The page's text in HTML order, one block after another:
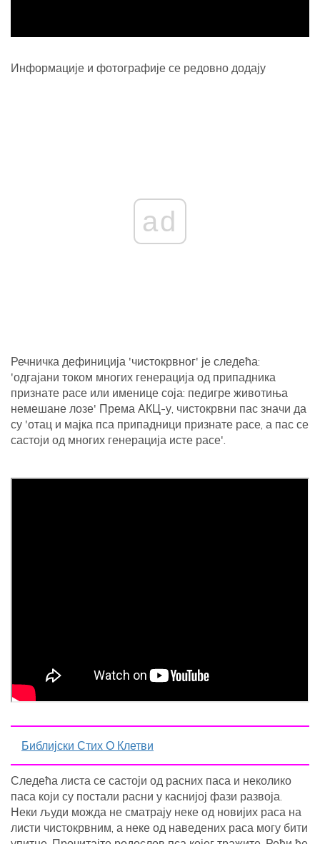
Информације и фотографије се редовно додају
ad
Речничка дефиниција 'чистокрвног' је следећа:
'одгајани током многих генерација од припадника
признате расе или именице соја: педигре животиња
немешане лозе' Према АКЦ-у, чистокрвни пас значи да
су 'отац и мајка пса припадници признате расе, а пас се
састоји од многих генерација исте расе'.
Библијски Стих О Клетви
Следећа листа се састоји од расних паса и неколико
паса који су постали расни у каснијој фази развоја.
Неки људи можда не сматрају неке од новијих раса на
листи чистокрвним, а неке од наведених раса могу бити